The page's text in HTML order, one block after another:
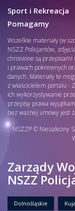
Sport i Rekreacja
Pomagamy
Wszelkie materiały (w
NSZZ Policjantów,
chronione są
i prawach pokrewnych
danych. Materiały te
z właścicielem portalu -
ich wykorzystywanie
przepisy prawa
bez ważnej umowy jest
NSZZP © Niezależny
Zarządy
NSZZ
Dolnośląskie